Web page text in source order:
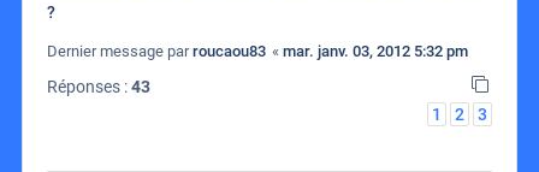
?
Dernier message parroucaou83 « mar. janv. 03, 2012 5:32 pm
Réponses :43
1
2 3